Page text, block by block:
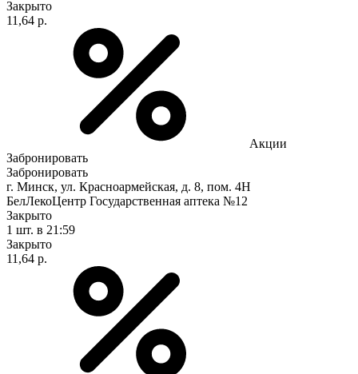
Закрыто
11,64 р.
Акции
Забронировать
Забронировать
г. Минск, ул. Красноармейская, д. 8, пом. 4Н
БелЛекоЦентр Государственная аптека №12
Закрыто
1 шт. в 21:59
Закрыто
11,64 р.